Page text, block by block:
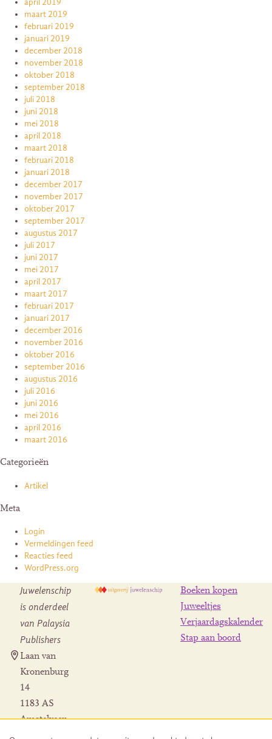
april 2019
maart 2019
februari 2019
januari 2019
december 2018
november 2018
oktober 2018
september 2018
juli 2018
juni 2018
mei 2018
april 2018
maart 2018
februari 2018
januari 2018
december 2017
november 2017
oktober 2017
september 2017
augustus 2017
juli 2017
juni 2017
mei 2017
april 2017
maart 2017
februari 2017
januari 2017
december 2016
november 2016
oktober 2016
september 2016
augustus 2016
juli 2016
juni 2016
mei 2016
april 2016
maart 2016
Categorieën
Artikel
Meta
Login
Vermeldingen feed
Reacties feed
WordPress.org
Juwelenschip
is onderdeel
van Palaysia
Publishers
Laan van
Kronenburg
14
1183 AS
Amstelveen
Boeken kopen
Juweeltjes
Verjaardagskalender
Stap aan boord